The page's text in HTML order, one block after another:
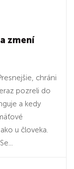
zmení
chráni
pozreli do
a kedy
u človeka.